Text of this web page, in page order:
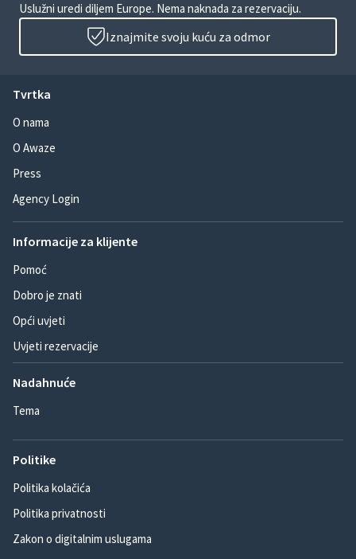
Uslužni uredi diljem Europe. Nema naknada za rezervaciju.
Iznajmite svoju kuću za odmor
Tvrtka
O nama
O Awaze
Press
Agency Login
Informacije za klijente
Pomoć
Dobro je znati
Opći uvjeti
Uvjeti rezervacije
Nadahnuće
Tema
Politike
Politika kolačića
Politika privatnosti
Zakon o digitalnim uslugama